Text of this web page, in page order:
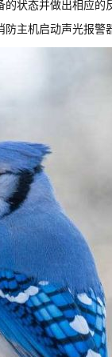
状态并做出相应
主机启动声光报警